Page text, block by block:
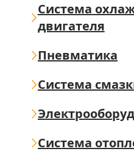
Система
двигателя
Пневматика
Система
Система